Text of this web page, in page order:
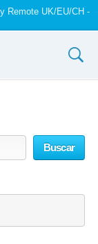
Remote UK/EU/CH -
Buscar